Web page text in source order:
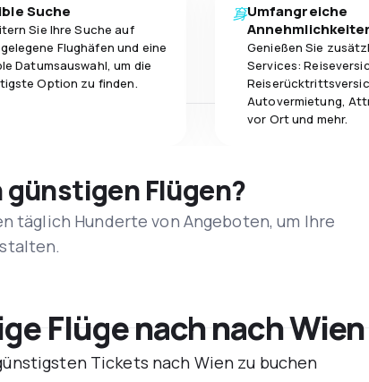
Suche
Sie Ihre Suche auf
Flughäfen und eine
Datumsauswahl, um die
Option zu finden.
Umfangreiche
Genießen Sie
Services:
Autovermietung,
vor Ort und mehr.
günstigen Flügen?
täglich Hunderte von Angeboten, um Ihre
Flüge nach nach
Tickets nach Wien zu buchen